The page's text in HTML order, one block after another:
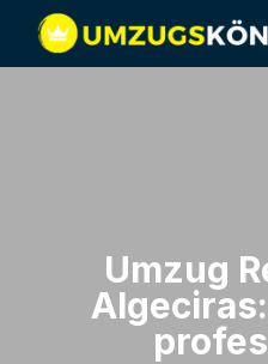
Umzug